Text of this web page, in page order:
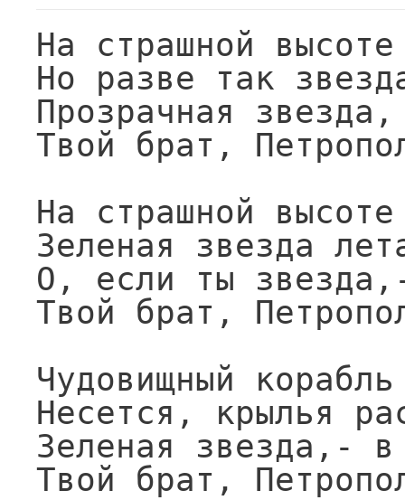
На страшной
Но разве так
Прозрачная
Твой брат,
На страшной
Зеленая звезда
О, если ты
Твой брат,
Чудовищный
Несется, крылья
Зеленая звезда,- в
Твой брат,